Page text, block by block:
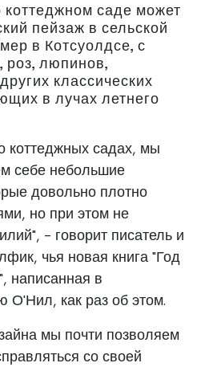
саде может
пейзаж в сельской
в Котсуолдсе, с
роз, люпинов,
классических
в лучах летнего
коттеджных садах, мы
себе небольшие
довольно плотно
но при этом не
- говорит писатель и
чья новая книга "Год
написанная в
О'Нил, как раз об этом.
мы почти позволяем
со своей